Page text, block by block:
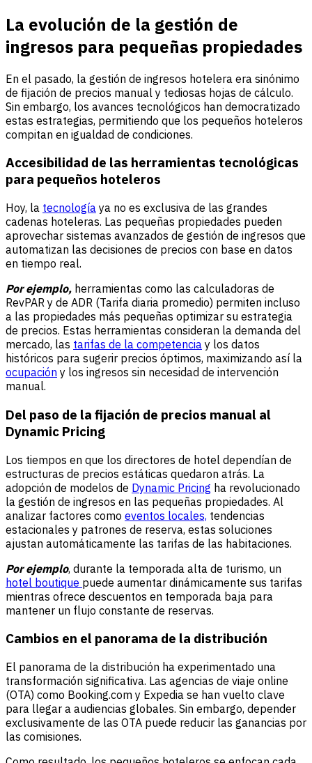
La evolución de la gestión de
ingresos para pequeñas propiedades
En el pasado, la gestión de ingresos hotelera era sinónimo
de fijación de precios manual y tediosas hojas de cálculo.
Sin embargo, los avances tecnológicos han democratizado
estas estrategias, permitiendo que los pequeños hoteleros
compitan en igualdad de condiciones.
Accesibilidad de las herramientas tecnológicas
para pequeños hoteleros
Hoy, la tecnología ya no es exclusiva de las grandes
cadenas hoteleras. Las pequeñas propiedades pueden
aprovechar sistemas avanzados de gestión de ingresos que
automatizan las decisiones de precios con base en datos
en tiempo real.
Por ejemplo, herramientas como las calculadoras de
RevPAR y de ADR (Tarifa diaria promedio) permiten incluso
a las propiedades más pequeñas optimizar su estrategia
de precios. Estas herramientas consideran la demanda del
mercado, las tarifas de la competencia y los datos
históricos para sugerir precios óptimos, maximizando así la
ocupación y los ingresos sin necesidad de intervención
manual.
Del paso de la fijación de precios manual al
Dynamic Pricing
Los tiempos en que los directores de hotel dependían de
estructuras de precios estáticas quedaron atrás. La
adopción de modelos de Dynamic Pricing ha revolucionado
la gestión de ingresos en las pequeñas propiedades. Al
analizar factores como eventos locales, tendencias
estacionales y patrones de reserva, estas soluciones
ajustan automáticamente las tarifas de las habitaciones.
Por ejemplo, durante la temporada alta de turismo, un
hotel boutique puede aumentar dinámicamente sus tarifas
mientras ofrece descuentos en temporada baja para
mantener un flujo constante de reservas.
Cambios en el panorama de la distribución
El panorama de la distribución ha experimentado una
transformación significativa. Las agencias de viaje online
(OTA) como Booking.com y Expedia se han vuelto clave
para llegar a audiencias globales. Sin embargo, depender
exclusivamente de las OTA puede reducir las ganancias por
las comisiones.